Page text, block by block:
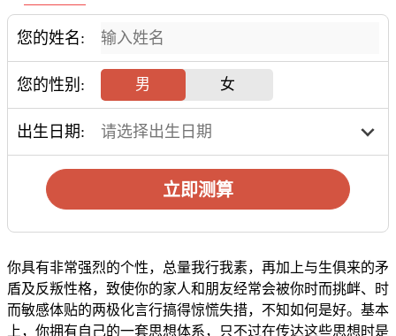
您的姓名:
您的性别: 男 女
出生日期:
立即测算
你具有非常强烈的个性，总量我行我素，再加上与生俱来的矛
盾及反叛性格，致使你的家人和朋友经常会被你时而挑衅、时
而敏感体贴的两极化言行搞得惊慌失措，不知如何是好。基本
上，你拥有自己的一套思想体系，只不过在传达这些思想时是